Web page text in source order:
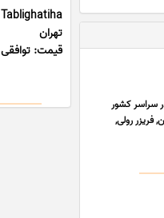
سراسر کشور
فریزر رولی,
Tablighatiha
تهران
قیمت: توافقی